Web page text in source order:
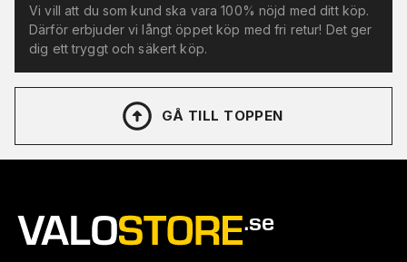
Vi vill att du som kund ska vara 100% nöjd med ditt köp.
Därför erbjuder vi långt öppet köp med fri retur! Det ger
dig ett tryggt och säkert köp.
GÅ TILL TOPPEN